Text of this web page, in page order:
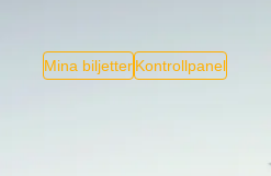
Mina biljetterKontrollpanel